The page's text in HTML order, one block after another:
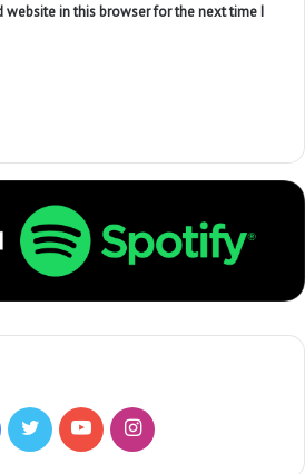
website in this browser for the next time I
T
Y
I